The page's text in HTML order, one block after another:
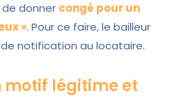
donner congé pour un
». Pour ce faire, le bailleur
notification au locataire.
motif légitime et